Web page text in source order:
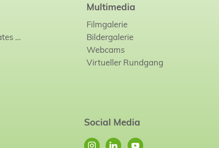
…
Multimedia
Filmgalerie
Bildergalerie
Webcams
Virtueller Rundgang
Social Media